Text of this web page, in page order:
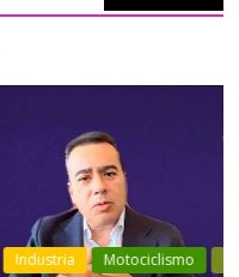
Motos Movilidad